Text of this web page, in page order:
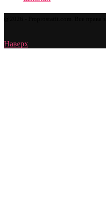
Наверх